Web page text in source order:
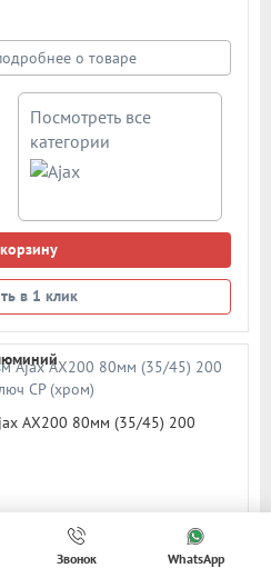
о товаре
Посмотреть все
категории
в 1 клик
AX200 80мм (35/45) 200
серия AX200
цилиндра - 80мм (35/45)
Звонок WhatsApp